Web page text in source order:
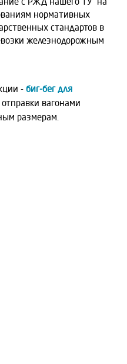
нормативных
стандартов в
железнодорожным
- биг-бег для
вагонами
размерам.